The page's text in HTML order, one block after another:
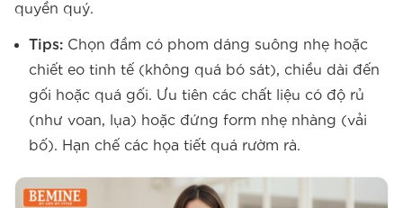
quyền quý.
Tips: Chọn đầm có phom dáng suông nhẹ hoặc
chiết eo tinh tế (không quá bó sát), chiều dài đến
gối hoặc quá gối. Ưu tiên các chất liệu có độ rủ
(như voan, lụa) hoặc đứng form nhẹ nhàng (vải
bố). Hạn chế các họa tiết quá rườm rà.